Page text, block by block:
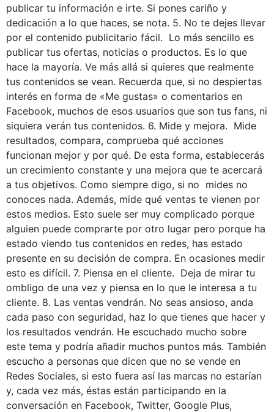
publicar tu información e irte. Si pones cariño y
dedicación a lo que haces, se nota. 5. No te dejes llevar
por el contenido publicitario fácil. Lo más sencillo es
publicar tus ofertas, noticias o productos. Es lo que
hace la mayoría. Ve más allá si quieres que realmente
tus contenidos se vean. Recuerda que, si no despiertas
interés en forma de «Me gustas» o comentarios en
Facebook, muchos de esos usuarios que son tus fans, ni
siquiera verán tus contenidos. 6. Mide y mejora. Mide
resultados, compara, comprueba qué acciones
funcionan mejor y por qué. De esta forma, establecerás
un crecimiento constante y una mejora que te acercará
a tus objetivos. Como siempre digo, si no mides no
conoces nada. Además, mide qué ventas te vienen por
estos medios. Esto suele ser muy complicado porque
alguien puede comprarte por otro lugar pero porque ha
estado viendo tus contenidos en redes, has estado
presente en su decisión de compra. En ocasiones medir
esto es difícil. 7. Piensa en el cliente. Deja de mirar tu
ombligo de una vez y piensa en lo que le interesa a tu
cliente. 8. Las ventas vendrán. No seas ansioso, anda
cada paso con seguridad, haz lo que tienes que hacer y
los resultados vendrán. He escuchado mucho sobre
este tema y podría añadir muchos puntos más. También
escucho a personas que dicen que no se vende en
Redes Sociales, si esto fuera así las marcas no estarían
y, cada vez más, éstas están participando en la
conversación en Facebook, Twitter, Google Plus,